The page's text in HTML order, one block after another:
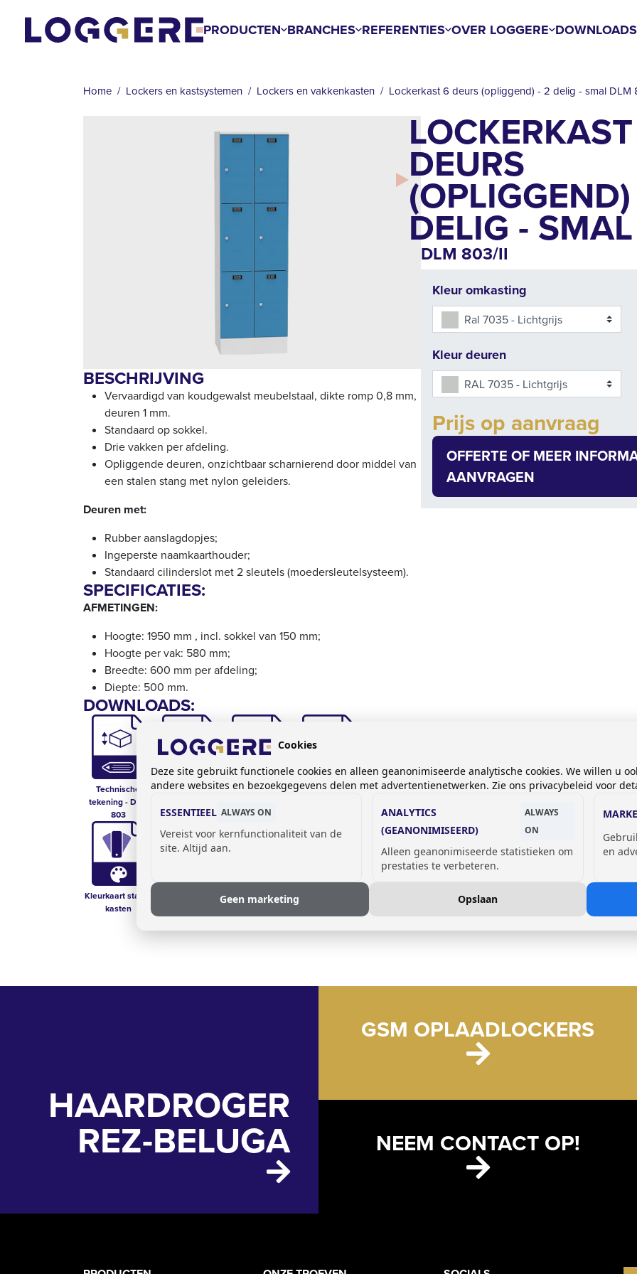
PRODUCTEN BRANCHES REFERENTIES OVER LOGGERE DOWNLOADS
Home Lockers en kastsystemen Lockers en vakkenkasten Lockerkast 6 deurs (opliggend) - 2 delig - smal DLM
BESCHRIJVING
Vervaardigd van koudgewalst meubelstaal, dikte romp 0,8 mm,
deuren 1 mm.
Standaard op sokkel.
Drie vakken per afdeling.
Opliggende deuren, onzichtbaar scharnierend door middel van
een stalen stang met nylon geleiders.
Deuren met:
Rubber aanslagdopjes;
Ingeperste naamkaarthouder;
Standaard cilinderslot met 2 sleutels (moedersleutelsysteem).
SPECIFICATIES:
AFMETINGEN:
Hoogte: 1950 mm , incl. sokkel van 150 mm;
Hoogte per vak: 580 mm;
Breedte: 600 mm per afdeling;
Diepte: 500 mm.
DOWNLOADS:
Technische
tekening - DLM
803
Prijslijst kasten
Opties voor
Kastframes voor
Kleurkaart stalen
kasten
Technische Fiche
DEURS
DELIG - SMAL
DLM 803/II
Kleur omkasting
Ral 7035 - Lichtgrijs
Kleur deuren
RAL 7035 - Lichtgrijs
Quantity
Add to cart
Prijs op aanvraag
OFFERTE OF MEER
AANVRAGEN
HAARDROGER
REZ-BELUGA
GSM OPLAADLOCKERS
NEEM CONTACT OP!
Cookies
Deze site gebruikt functionele cookies en alleen geanonimiseerde analytische cookies. We willen u
andere websites en bezoekgegevens delen met advertentienetwerken. Zie ons privacybeleid voor
ESSENTIEEL ALWAYS ON
Vereist voor kernfunctionaliteit van de
site. Altijd aan.
ANALYTICS
(GEANONIMISEERD)
ALWAYS
ON
Alleen geanonimiseerde statistieken om
prestaties te verbeteren.
en
Geen marketing Opslaan